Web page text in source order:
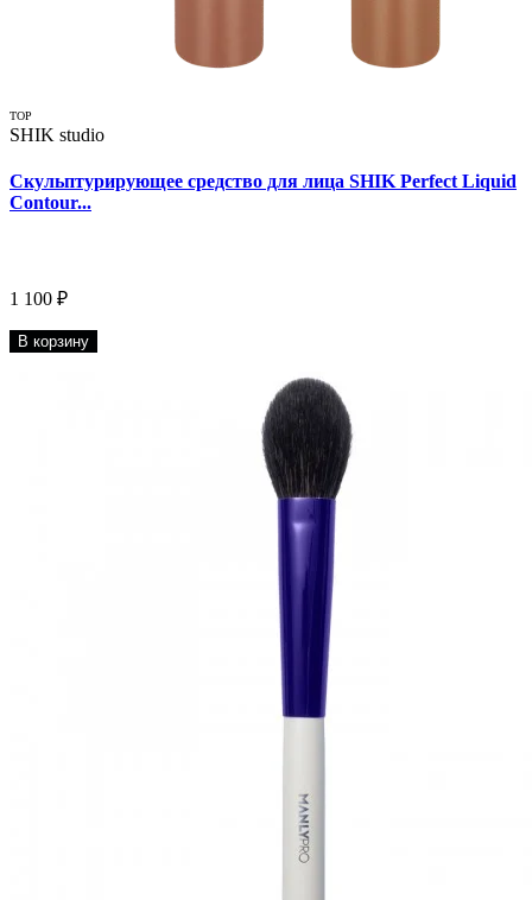
TOP
SHIK studio
Скульптурирующее средство для лица SHIK Perfect Liquid
Contour...
1 100 ₽
В корзину